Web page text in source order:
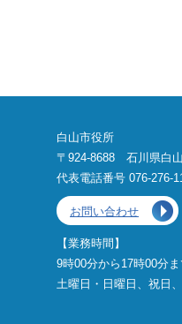
白山市役所
〒924-8688 石川県白
代表電話番号 076-276-
お問い合わせ
【業務時間】
9時00分から17時00分
土曜日・日曜日、祝日